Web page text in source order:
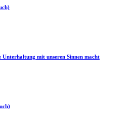
mit unseren Sinnen macht